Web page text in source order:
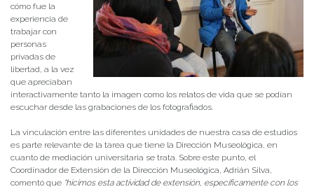
cómo fue la
experiencia de
trabajar con
personas
privadas de
libertad, a la vez
que apreciaban
interactivamente tanto la imagen como los relatos de vida que se podían
escuchar desde las grabaciones de los fotografiados.
La vinculación entre las diferentes unidades de nuestra casa de estudios
es parte relevante de la tarea que tiene la Dirección Museológica, en
cuanto de mediación universitaria se trata. Sobre este punto, el
Coordinador de Extensión de la Dirección Museológica, Adrián Silva,
comentó que “hicimos esta actividad de extensión, específicamente con los